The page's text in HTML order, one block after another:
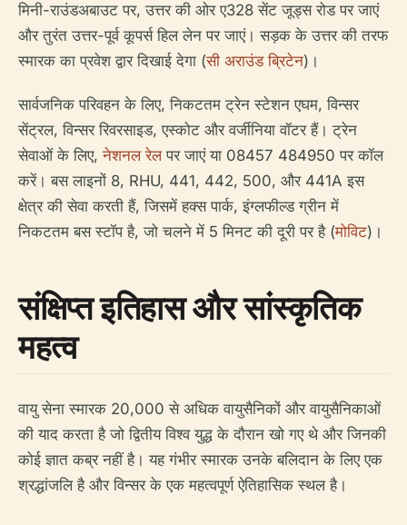
मिनी-राउंडअबाउट पर, उत्तर की ओर ए328 सेंट जूड्स रोड पर जाएं
और तुरं‍त उत्तर-पूर्व कूपर्स हिल लेन पर जाएं। सड़क के उत्तर की तरफ
स्मारक का प्रवेश द्वार दिखाई देगा (सी अराउंड ब्रिटेन)।
सार्वजनिक परिवहन के लिए, निकटतम ट्रेन स्टेशन एघम, विन्सर
सेंट्रल, विन्सर रिवरसाइड, एस्कोट और वर्जीनिया वॉटर हैं। ट्रेन
सेवाओं के लिए,नेशनल रेलपर जाएं या 08457 484950 पर कॉल
करें। बस लाइनों 8, RHU, 441, 442, 500, और 441A इस
क्षेत्र की सेवा करती हैं, जिसमें हक्स पार्क, इंग्लफील्ड ग्रीन में
निकटतम बस स्टॉप है, जो चलने में 5 मिनट की दूरी पर है (मोविट)।
संक्षिप्त इतिहास और सांस्कृतिक
महत्व
वायु सेना स्मारक 20,000 से अधिक वायुसैनिकों और वायुसैनिकाओं
की याद करता है जो द्वितीय विश्व युद्ध के दौरान खो गए थे और जिनकी
कोई ज्ञात कब्र नहीं है। यह गंभीर स्मारक उनके बलिदान के लिए एक
श्रद्धांजलि है और विन्सर के एक महत्वपूर्ण ऐतिहासिक स्थल है।